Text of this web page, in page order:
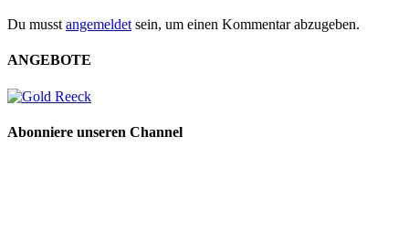
Du musst angemeldet sein, um einen Kommentar abzugeben.
ANGEBOTE
Abonniere unseren Channel